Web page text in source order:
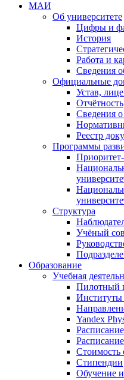
МАИ
Об университете
Цифры и
История
Работа и
Сведения
Официальные
Устав,
Отчётность
Сведения о
Реестр
Программы
Структура
Учёный
Образование
Учебная
Пилотный
Yandex
Стоимость
Стипендии
Обучение